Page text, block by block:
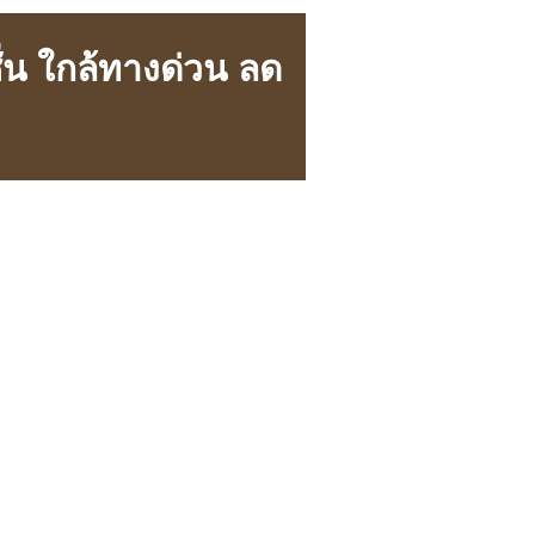
ใกล้ทางด่วน ลด